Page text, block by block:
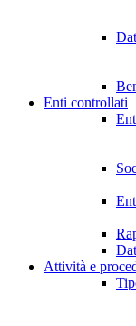
Enti controllati
Attività e